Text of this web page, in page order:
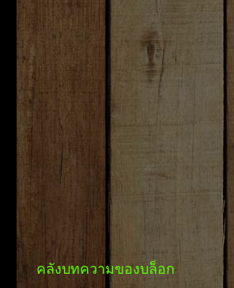
คลังบทความของบล็อก